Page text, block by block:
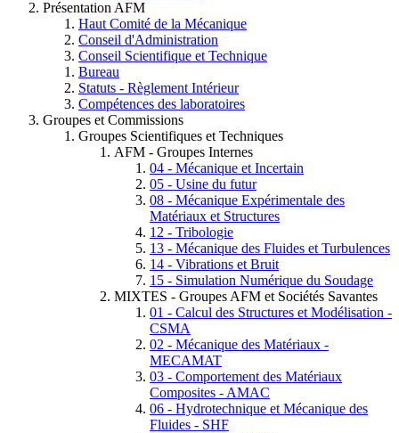
Présentation AFM
Haut Comité de la Mécanique
Conseil d'Administration
Conseil Scientifique et Technique
Bureau
Statuts - Règlement Intérieur
Compétences des laboratoires
Groupes et Commissions
Groupes Scientifiques et Techniques
AFM - Groupes Internes
04 - Mécanique et Incertain
05 - Usine du futur
08 - Mécanique Expérimentale des
Matériaux et Structures
12 - Tribologie
13 - Mécanique des Fluides et Turbulences
14 - Vibrations et Bruit
15 - Simulation Numérique du Soudage
MIXTES - Groupes AFM et Sociétés Savantes
01 - Calcul des Structures et Modélisation -
CSMA
02 - Mécanique des Matériaux -
MECAMAT
03 - Comportement des Matériaux
Composites - AMAC
06 - Hydrotechnique et Mécanique des
Fluides - SHF